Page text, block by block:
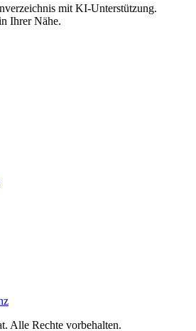
mit KI-Unterstützung.
Ihrer Nähe.
. Alle Rechte vorbehalten.